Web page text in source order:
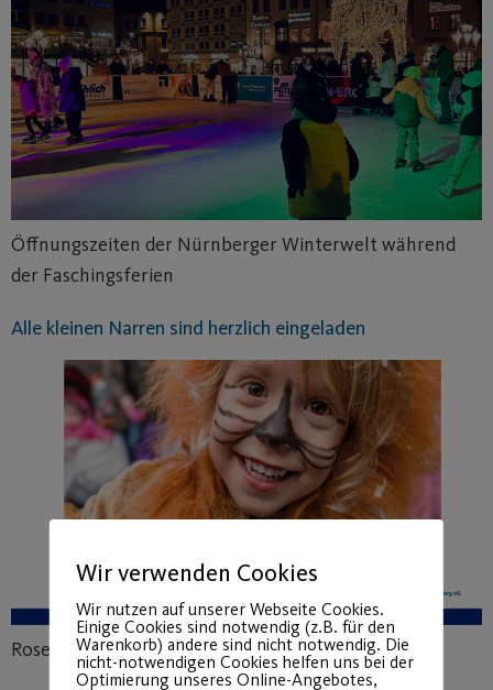
Öffnungszeiten der Nürnberger Winterwelt während
der Faschingsferien
Alle kleinen Narren sind herzlich eingeladen
Rosenmontag – Eislaufen am Hauptmarkt
Wir verwenden Cookies
Wir nutzen auf unserer Webseite Cookies.
Einige Cookies sind notwendig (z.B. für den
Warenkorb) andere sind nicht notwendig. Die
nicht-notwendigen Cookies helfen uns bei der
Optimierung unseres Online-Angebotes,